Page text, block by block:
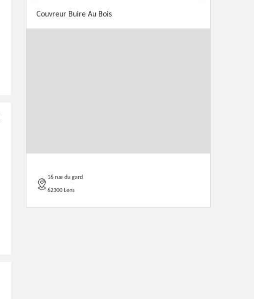
Couvreur Buire Au Bois
16 rue du gard
62300 Lens